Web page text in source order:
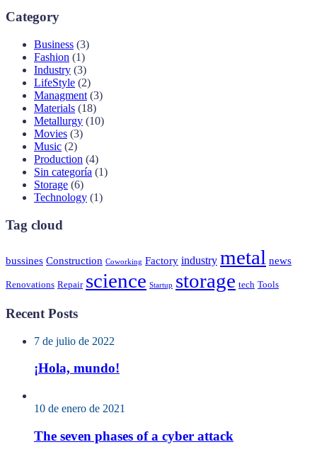
Category
Business (3)
Fashion (1)
Industry (3)
LifeStyle (2)
Managment (3)
Materials (18)
Metallurgy (10)
Movies (3)
Music (2)
Production (4)
Sin categoría (1)
Storage (6)
Technology (1)
Tag cloud
bussines Construction Coworking Factory industry metal news
Renovations Repair science Startup storage tech Tools
Recent Posts
7 de julio de 2022
¡Hola, mundo!
10 de enero de 2021
The seven phases of a cyber attack